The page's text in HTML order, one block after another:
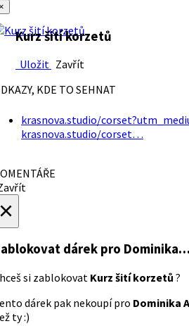
Kurz šití korzetů
Uložit Zavřít
KDE TO SEHNAT
krasnova.studio/
krasnova.studio/corset…
dárek pro Dominika…
si zablokovat Kurz šití korzetů ?
dárek pak nekoupí pro Dominika
ty :)